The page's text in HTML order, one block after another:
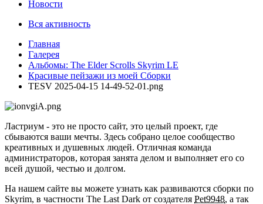
Новости
Вся активность
Главная
Галерея
Альбомы: The Elder Scrolls Skyrim LE
Красивые пейзажи из моей Сборки
TESV 2025-04-15 14-49-52-01.png
Ластриум - это не просто сайт, это целый проект, где
сбываются ваши мечты. Здесь собрано целое сообщество
креативных и душевных людей. Отличная команда
администраторов, которая занята делом и выполняет его со
всей душой, честью и долгом.
На нашем сайте вы можете узнать как развиваются сборки по
Skyrim, в частности The Last Dark от создателя Pet9948, а так